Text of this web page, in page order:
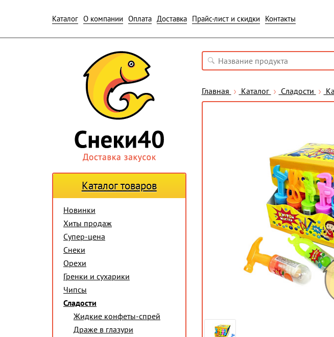
Каталог О компании Оплата Доставка Прайс-лист и скидки Контакты
Каталог товаров
Новинки
Хиты продаж
Супер-цена
Снеки
Орехи
Гренки и сухарики
Чипсы
Сладости
Жидкие конфеты-спрей
Драже в глазури
Главная Каталог Сладости